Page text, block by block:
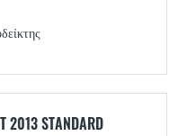
2013 STANDARD